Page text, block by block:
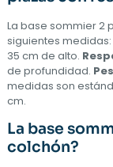
La base sommier 2
siguientes medidas:
35 cm de alto.
de profundidad.
medidas son
cm.
La base
colchón?